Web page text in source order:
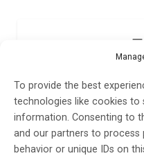
To provide the best
technologies like cookies
information. Consenting to
and our partners to process
behavior or unique IDs on
EAN 2020